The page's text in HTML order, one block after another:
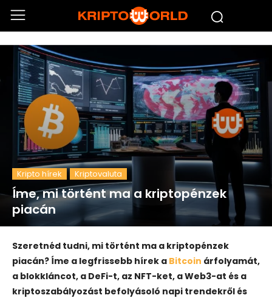
Kripto hírek Kriptovaluta
Íme, mi történt ma a kriptopénzek
piacán
Szeretnéd tudni, mi történt ma a kriptopénzek
piacán? Íme a legfrissebb hírek a Bitcoin árfolyamát,
a blokkláncot, a DeFi-t, az NFT-ket, a Web3-at és a
kriptoszabályozást befolyásoló napi trendekről és